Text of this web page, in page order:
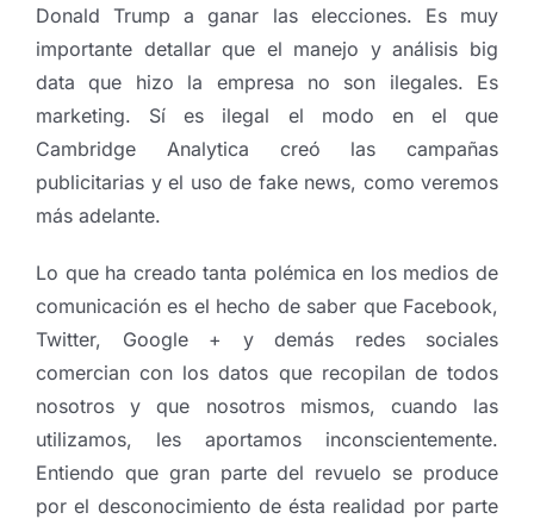
Donald Trump a ganar las elecciones. Es muy
importante detallar que el manejo y análisis big
data que hizo la empresa no son ilegales. Es
marketing. Sí es ilegal el modo en el que
Cambridge Analytica creó las campañas
publicitarias y el uso de fake news, como veremos
más adelante.
Lo que ha creado tanta polémica en los medios de
comunicación es el hecho de saber que Facebook,
Twitter, Google + y demás redes sociales
comercian con los datos que recopilan de todos
nosotros y que nosotros mismos, cuando las
utilizamos, les aportamos inconscientemente.
Entiendo que gran parte del revuelo se produce
por el desconocimiento de ésta realidad por parte